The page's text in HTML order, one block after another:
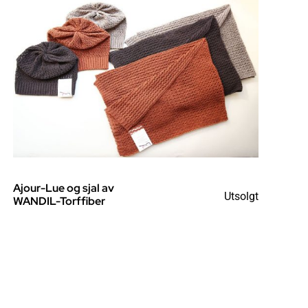
Ajour-Lue og sjal av
WANDIL-Torffiber
Utsolgt